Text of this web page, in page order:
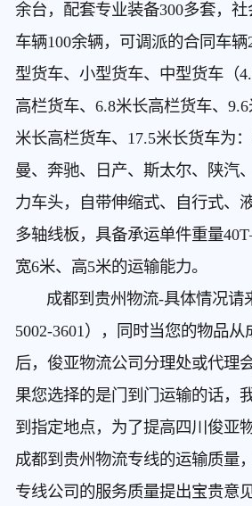
余台，配套专业装备300多套，
车辆100余辆，可调派的合同车
型货车、小型货车、中型货车（
高栏货车、6.8米长高栏货车、
米长高栏货车、17.5米长货车为
曼、奔驰、日产、斯太尔、陕汽
力车头，自带伸缩式、自行式、
多轴线板，具备承运单件重量
宽6米、高5米的运输能力。
成都到贵州物流-具体情况请
5002-3601），同时当您的物品
后，俊亚物流公司分理处或代理
果您选择的是门到门运输的话，
到指定地点，为了提高四川俊亚
成都到贵州物流专线的运输质量
专线公司的服务质量提出宝贵意